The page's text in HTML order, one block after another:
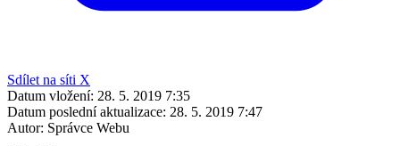
Sdílet na síti X
Datum vložení: 28. 5. 2019 7:35
Datum poslední aktualizace: 28. 5. 2019 7:47
Autor: Správce Webu